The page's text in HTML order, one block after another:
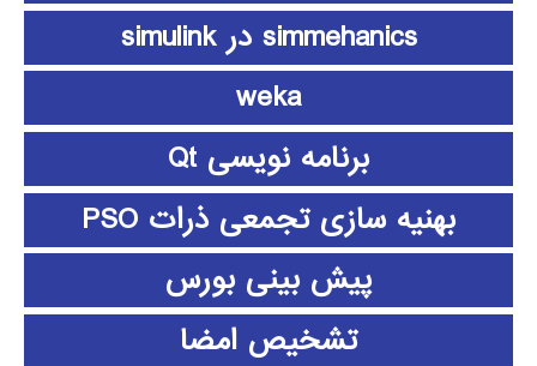
simmehanics در simulink
weka
برنامه نویسی Qt
بهنیه سازی تجمعی ذرات PSO
پیش بینی بورس
تشخیص امضا